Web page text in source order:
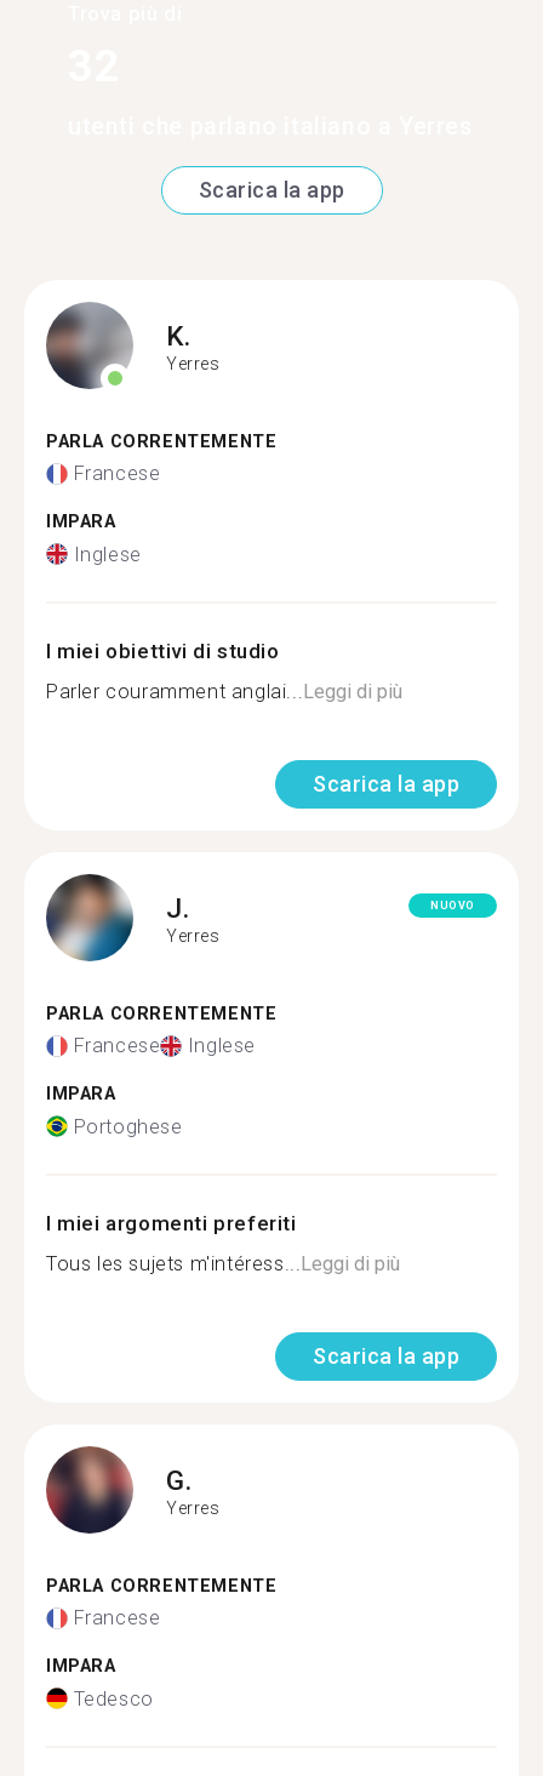
Scarica la app
K.
Yerres
PARLA CORRENTEMENTE
Francese
IMPARA
Inglese
I miei obiettivi di studio
Parler couramment anglai... Leggi di più
Scarica la app
J.
Yerres
NUOVO
PARLA CORRENTEMENTE
Francese Inglese
IMPARA
Portoghese
I miei argomenti preferiti
Tous les sujets m'intéress... Leggi di più
Scarica la app
G.
Yerres
PARLA CORRENTEMENTE
Francese
IMPARA
Tedesco